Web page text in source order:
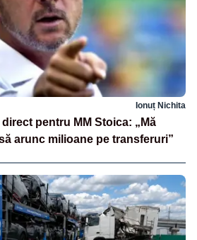
Ionuț Nichita
pentru MM Stoica: „Mă
arunc milioane pe transferuri”